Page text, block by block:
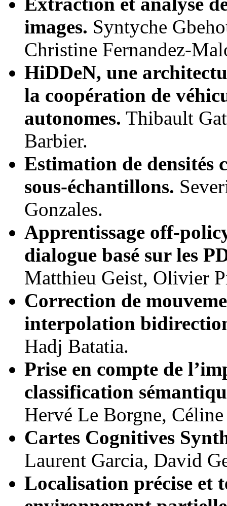
images. Syntyche
Christine Fernandez-
HiDDeN, une
la coopération de
autonomes. Thibault
Barbier.
Estimation de densités
sous-échantillons.
Gonzales.
Apprentissage off-
dialogue basé sur les
Matthieu Geist, Olivier
Correction de
interpolation
Hadj Batatia.
Prise en compte de
classification
Hervé Le Borgne,
Cartes Cognitives
Laurent Garcia, David
Localisation précise et